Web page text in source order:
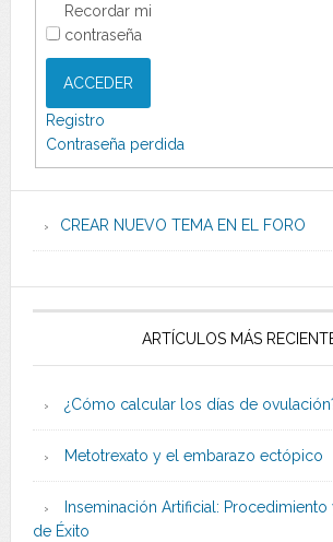
Recordar mi
contraseña
ACCEDER
Registro
Contraseña perdida
CREAR NUEVO TEMA EN EL FORO
ARTÍCULOS MÁS
¿Cómo calcular los días de
Metotrexato y el embarazo ectópico
Inseminación Artificial:
de Éxito